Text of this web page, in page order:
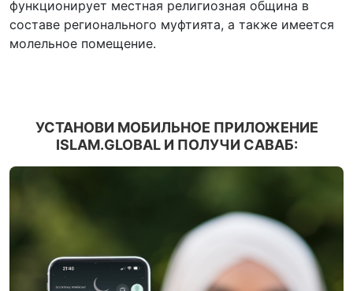
функционирует местная религиозная община в
составе регионального муфтията, а также имеется
молельное помещение.
УСТАНОВИ МОБИЛЬНОЕ ПРИЛОЖЕНИЕ
ISLAM.GLOBAL И ПОЛУЧИ САВАБ: